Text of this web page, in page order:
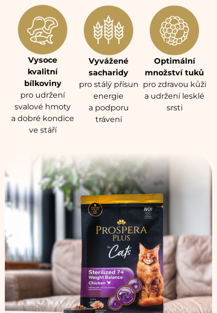
Vysoce
kvalitní
bílkoviny
pro udržení
svalové hmoty
a dobré kondice
ve stáří
Vyvážené
sacharidy
pro stálý přísun
energie
a podporu
trávení
Optimální
množství tuků
pro zdravou kůži
a udržení lesklé
srsti